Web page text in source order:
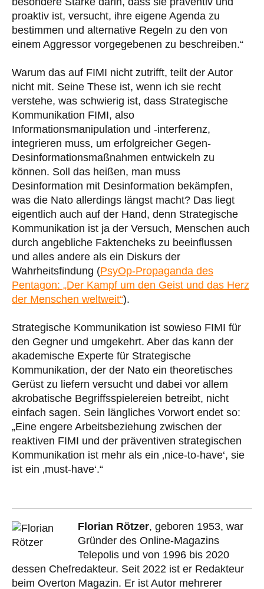
proaktiv ist, versucht, ihre eigene Agenda zu
bestimmen und alternative Regeln zu den von
einem Aggressor vorgegebenen zu beschreiben.“
Warum das auf FIMI nicht zutrifft, teilt der Autor
nicht mit. Seine These ist, wenn ich sie recht
verstehe, was schwierig ist, dass Strategische
Kommunikation FIMI, also
Informationsmanipulation und -interferenz,
integrieren muss, um erfolgreicher Gegen-
Desinformationsmaßnahmen entwickeln zu
können. Soll das heißen, man muss
Desinformation mit Desinformation bekämpfen,
was die Nato allerdings längst macht? Das liegt
eigentlich auch auf der Hand, denn Strategische
Kommunikation ist ja der Versuch, Menschen auch
durch angebliche Faktencheks zu beeinflussen
und alles andere als ein Diskurs der
Wahrheitsfindung (PsyOp-Propaganda des
Pentagon: „Der Kampf um den Geist und das Herz
der Menschen weltweit“).
Strategische Kommunikation ist sowieso FIMI für
den Gegner und umgekehrt. Aber das kann der
akademische Experte für Strategische
Kommunikation, der der Nato ein theoretisches
Gerüst zu liefern versucht und dabei vor allem
akrobatische Begriffsspielereien betreibt, nicht
einfach sagen. Sein längliches Vorwort endet so:
„Eine engere Arbeitsbeziehung zwischen der
reaktiven FIMI und der präventiven strategischen
Kommunikation ist mehr als ein ‚nice-to-have‘, sie
ist ein ‚must-have‘.“
Florian Rötzer, geboren 1953, war
Gründer des Online-Magazins
Telepolis und von 1996 bis 2020
dessen Chefredakteur. Seit 2022 ist er Redakteur
beim Overton Magazin. Er ist Autor mehrerer